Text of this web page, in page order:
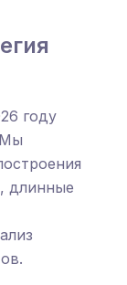
году
Мы
длинные